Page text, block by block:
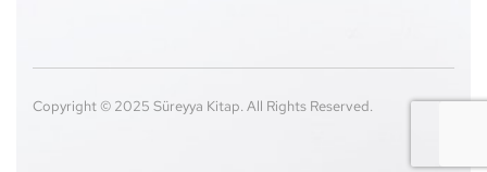
Copyright © 2025 Süreyya Kitap. All Rights Reserved.